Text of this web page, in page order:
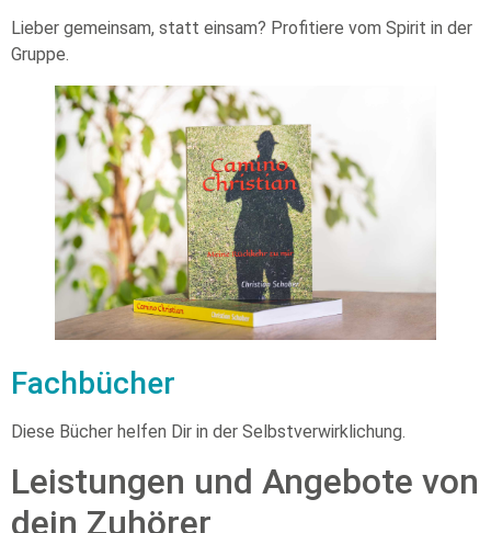
Lieber gemeinsam, statt einsam? Profitiere vom Spirit in der
Gruppe.
Fachbücher
Diese Bücher helfen Dir in der Selbstverwirklichung.
Leistungen und Angebote von
dein Zuhörer